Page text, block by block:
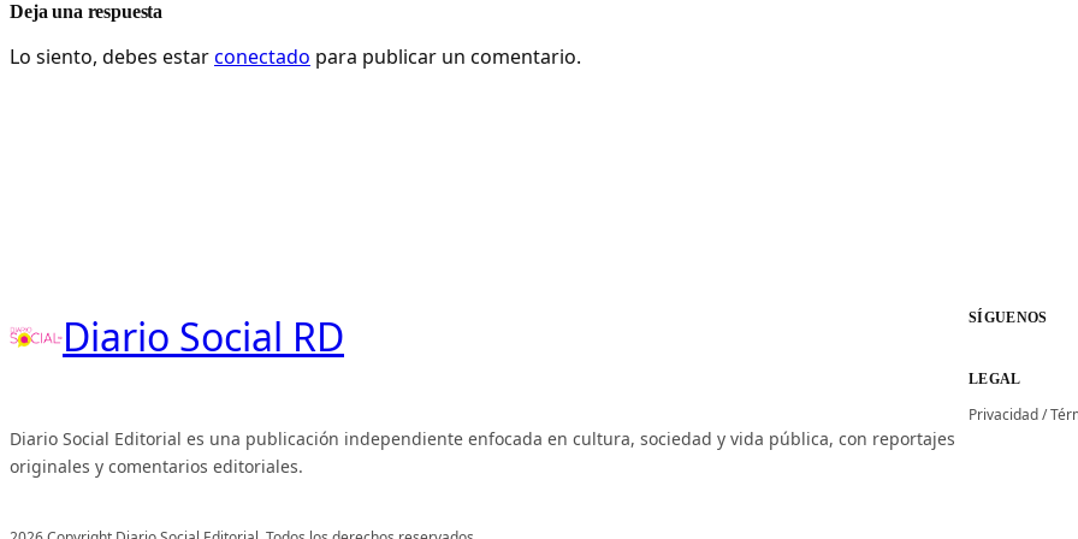
Deja una respuesta
Lo siento, debes estarconectado para publicar un comentario.
Diario Social RD
Diario Social Editorial es una publicación independiente enfocada en cultura, sociedad y vida pública, con reportajes
originales y comentarios editoriales.
SÍGUENOS
LEGAL
Privacidad/